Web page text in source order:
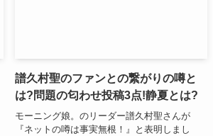
譜久村聖のファンとの繋がりの噂と
は?問題の匂わせ投稿3点!静夏とは?
モーニング娘。のリーダー譜久村聖さんが
『ネットの噂は事実無根！』と表明しまし